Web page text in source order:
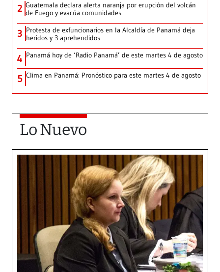
2 Guatemala declara alerta naranja por erupción del volcán
de Fuego y evacúa comunidades
3 Protesta de exfuncionarios en la Alcaldía de Panamá deja
heridos y 3 aprehendidos
4 Panamá hoy de ‘Radio Panamá’ de este martes 4 de agosto
5 Clima en Panamá: Pronóstico para este martes 4 de agosto
Lo Nuevo